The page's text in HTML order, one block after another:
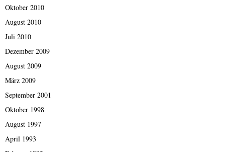
Oktober 2010
August 2010
Juli 2010
Dezember 2009
August 2009
März 2009
September 2001
Oktober 1998
August 1997
April 1993